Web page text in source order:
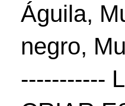
Águila,
negro,
-----------